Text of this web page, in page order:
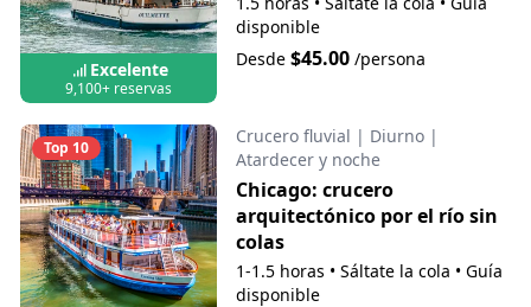
Excelente
9,100+ reservas
disponible
Desde $45.00/persona
Top 10
Crucero fluvial | Diurno |
Atardecer y noche
Chicago: crucero
arquitectónico por el río sin
colas
1-1.5 horas • Sáltate la cola • Guía
disponible